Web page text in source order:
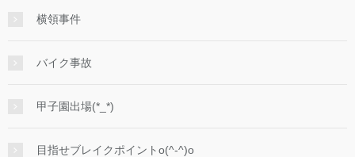
横領事件
バイク事故
甲子園出場(*_*)
目指せブレイクポイントo(^-^)o